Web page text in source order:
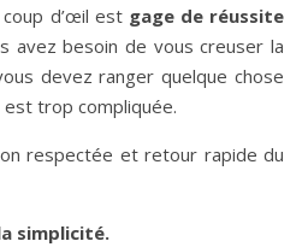
d’œil est gage de réussite
avez besoin de vous creuser la
devez ranger quelque chose
trop compliquée.
respectée et retour rapide du
simplicité.